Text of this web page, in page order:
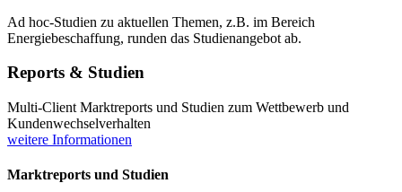
Ad hoc-Studien zu aktuellen Themen, z.B. im Bereich
Energiebeschaffung, runden das Studienangebot ab.
Reports & Studien
Multi-Client Marktreports und Studien zum Wettbewerb und
Kundenwechselverhalten
weitere Informationen
Marktreports und Studien